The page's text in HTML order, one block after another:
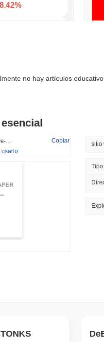
no hay artículos
Copiar
usarlo
sitio